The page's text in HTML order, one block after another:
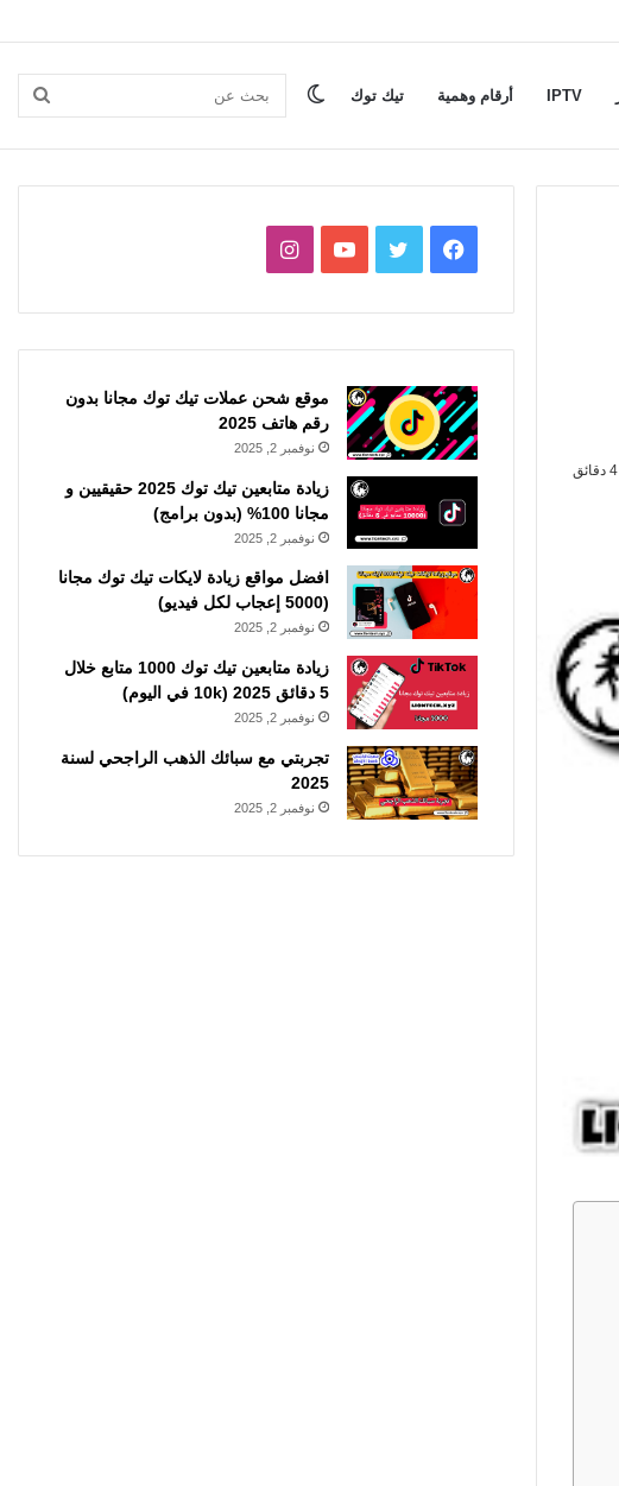
IPTV أرقام وهمية تيك توك بحث الوضع
فيسبوكتويتر يوتيوبانستقرام
موقع شحن عملات تيك توك مجانا بدون
رقم هاتف 2025
نوفمبر 2, 2025
زيادة متابعين تيك توك 2025 حقيقيين و
مجانا 100% (بدون برامج)
نوفمبر 2, 2025
افضل مواقع زيادة لايكات تيك توك مجانا
(5000 إعجاب لكل فيديو)
نوفمبر 2, 2025
زيادة متابعين تيك توك 1000 متابع خلال
5 دقائق 2025 (10k في اليوم)
نوفمبر 2, 2025
تجربتي مع سبائك الذهب الراجحي لسنة
2025
نوفمبر 2, 2025